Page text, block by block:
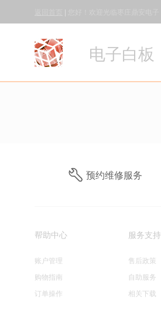
|
电子白板
预约维修服务
帮助中心
账户管理
购物指南
订单操作
服务支持
售后政策
自助服务
相关下载